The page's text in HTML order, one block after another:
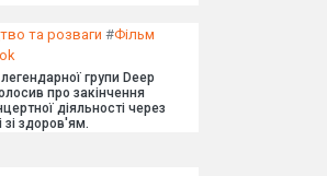
та розваги #Фільм
легендарної групи Deep
про закінчення
діяльності через
зі здоров'ям.